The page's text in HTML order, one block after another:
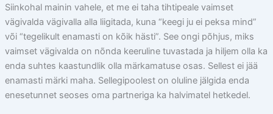
Siinkohal mainin vahele, et me ei taha tihtipeale vaimset
vägivalda vägivalla alla liigitada, kuna “keegi ju ei peksa mind”
või “tegelikult enamasti on kõik hästi”. See ongi põhjus, miks
vaimset vägivalda on nõnda keeruline tuvastada ja hiljem olla ka
enda suhtes kaastundlik olla märkamatuse osas. Sellest ei jää
enamasti märki maha. Sellegipoolest on oluline jälgida enda
enesetunnet seoses oma partneriga ka halvimatel hetkedel.